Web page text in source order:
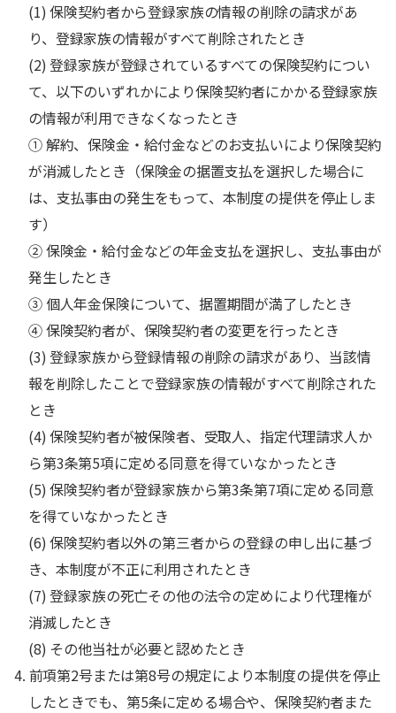
(1) 保険契約者から登録家族の情報の削除の請求があ
り、登録家族の情報がすべて削除されたとき
(2) 登録家族が登録されているすべての保険契約につい
て、以下のいずれかにより保険契約者にかかる登録家族
の情報が利用できなくなったとき
① 解約、保険金・給付金などのお支払いにより保険契約
が消滅したとき（保険金の据置支払を選択した場合に
は、支払事由の発生をもって、本制度の提供を停止しま
す）
② 保険金・給付金などの年金支払を選択し、支払事由が
発生したとき
③ 個人年金保険について、据置期間が満了したとき
④ 保険契約者が、保険契約者の変更を行ったとき
(3) 登録家族から登録情報の削除の請求があり、当該情
報を削除したことで登録家族の情報がすべて削除された
とき
(4) 保険契約者が被保険者、受取人、指定代理請求人か
ら第3条第5項に定める同意を得ていなかったとき
(5) 保険契約者が登録家族から第3条第7項に定める同意
を得ていなかったとき
(6) 保険契約者以外の第三者からの登録の申し出に基づ
き、本制度が不正に利用されたとき
(7) 登録家族の死亡その他の法令の定めにより代理権が
消滅したとき
(8) その他当社が必要と認めたとき
4. 前項第2号または第8号の規定により本制度の提供を停止
したときでも、第5条に定める場合や、保険契約者また